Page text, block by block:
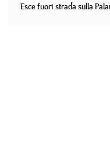
Esce fuori strada sulla